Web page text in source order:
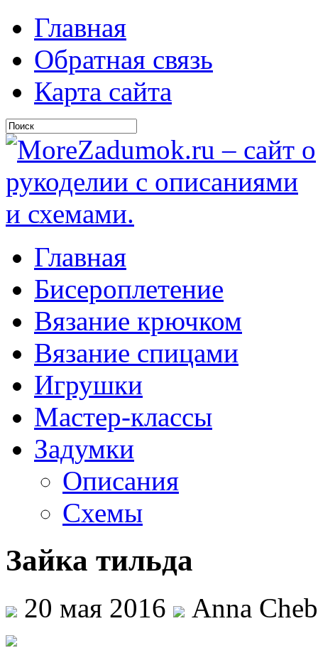
Главная
Обратная связь
Карта сайта
Главная
Бисероплетение
Вязание крючком
Вязание спицами
Игрушки
Мастер-классы
Задумки
Описания
Схемы
Зайка тильда
20 мая 2016 Anna